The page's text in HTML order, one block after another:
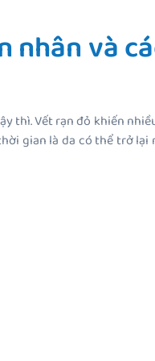
và
thì. Vết rạn đỏ khiến
gian là da có thể trở lại